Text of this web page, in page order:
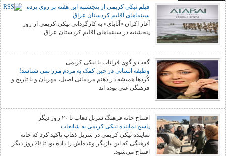
فیلم نیکی کریمی از پنجشنبه این هفته بر روی پرده
سینماهای اقلیم کردستان عراق
آغاز اکران «آتابای» به کارگردانی نیکی کریمی از روز
پنجشنبه در سینماهای اقلیم کردستان عراق
گفت و گوی فراتاب با نیکی کریمی
وظیفه انسانی در حین کمک به مردم مرز نمی شناسد!
کُردها همیشه در ذهنم مردمانی اصیل، مهربان و با تاریخ و
فرهنگی غنی بوده اند
افتتاح خانه فرهنگ سرپل ذهاب تا ۲۰ روز دیگر
پاسخ نماینده نیکی کریمی به شایعات
نماینده نیکی کریمی در سرپل ذهاب تاکید کرد که خانه
فرهنگی که این بازیگر وعده‌اش را داده بود تا 20 روز دیگر
افتتاح می‌شود.